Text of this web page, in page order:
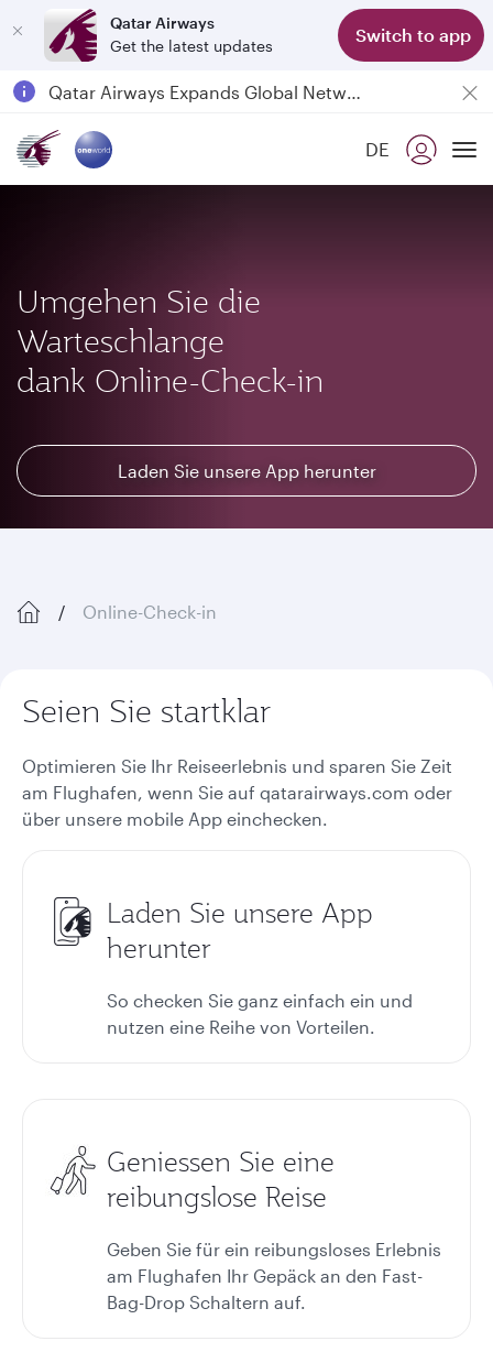
Qatar Airways
Get the latest updates
Switch to app
Passengers flying between Doha and Auckland on QR914 and QR915
18 June 2026: Updates on Travelling with Power Banks
DE
Umgehen Sie die
Warteschlange
dank Online-Check-in
Laden Sie unsere App herunter
Online-Check-in
Seien Sie startklar
Optimieren Sie Ihr Reiseerlebnis und sparen Sie Zeit
am Flughafen, wenn Sie auf qatarairways.com oder
über unsere mobile App einchecken.
Laden Sie unsere App
herunter
So checken Sie ganz einfach ein und
nutzen eine Reihe von Vorteilen.
Geniessen Sie eine
reibungslose Reise
Geben Sie für ein reibungsloses Erlebnis
am Flughafen Ihr Gepäck an den Fast-
Bag-Drop Schaltern auf.